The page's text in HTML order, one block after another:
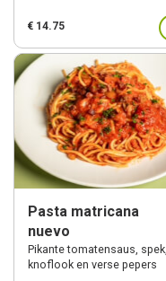
€ 14.75
Pasta matricana
nuevo
Pikante tomatensaus,
knoflook en verse pepers